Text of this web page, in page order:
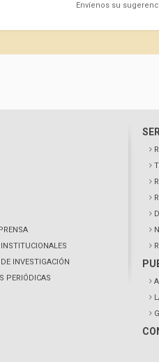
Envíenos su
INVESTIGACIÓN
PERIÓDICAS